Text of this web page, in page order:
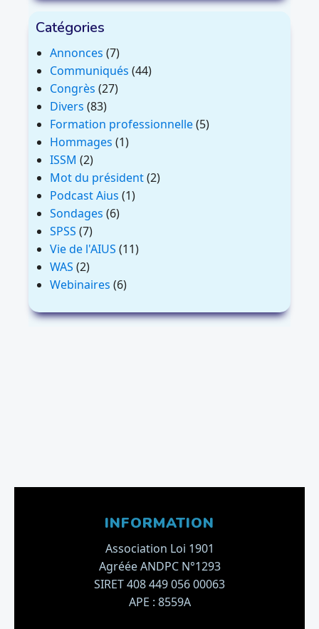
Catégories
Annonces (7)
Communiqués (44)
Congrès (27)
Divers (83)
Formation professionnelle(5)
Hommages (1)
ISSM (2)
Mot du président(2)
Podcast Aius (1)
Sondages (6)
SPSS (7)
Vie de l'AIUS (11)
WAS (2)
Webinaires (6)
INFORMATION
Association Loi 1901
Agréée ANDPC N°1293
SIRET 408 449 056 00063
APE : 8559A